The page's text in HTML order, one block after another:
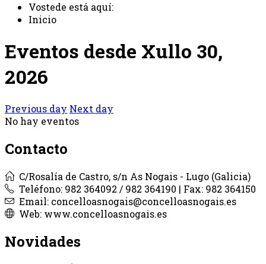
Vostede está aquí:
Inicio
Eventos desde Xullo 30,
2026
Previous day Next day
No hay eventos
Contacto
C/Rosalía de Castro, s/n As Nogais - Lugo (Galicia)
Teléfono: 982 364092 / 982 364190 | Fax: 982 364150
Email: concelloasnogais@concelloasnogais.es
Web: www.concelloasnogais.es
Novidades